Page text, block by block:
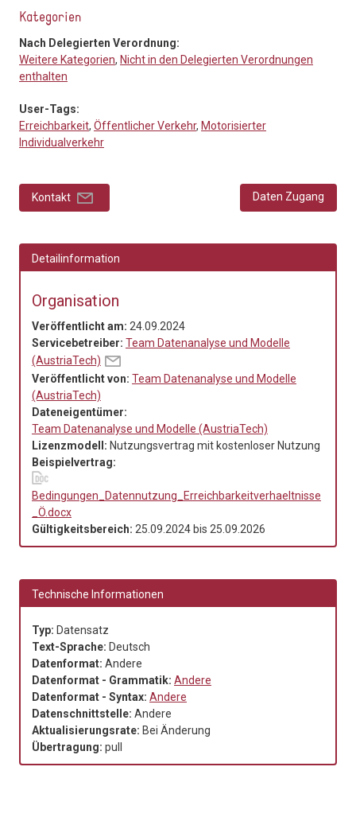
Kategorien
Nach Delegierten Verordnung:
Weitere Kategorien, Nicht in den Delegierten Verordnungen
enthalten
User-Tags:
Erreichbarkeit, Öffentlicher Verkehr, Motorisierter
Individualverkehr
Kontakt Daten Zugang
Detailinformation
Organisation
Veröffentlicht am: 24.09.2024
Servicebetreiber: Team Datenanalyse und Modelle
(AustriaTech)
Veröffentlicht von: Team Datenanalyse und Modelle
(AustriaTech)
Dateneigentümer:
Team Datenanalyse und Modelle (AustriaTech)
Lizenzmodell: Nutzungsvertrag mit kostenloser Nutzung
Beispielvertrag:
Bedingungen_Datennutzung_Erreichbarkeitverhaeltnisse
_Ö.docx
Gültigkeitsbereich: 25.09.2024 bis 25.09.2026
Technische Informationen
Typ: Datensatz
Text-Sprache: Deutsch
Datenformat: Andere
Datenformat - Grammatik: Andere
Datenformat - Syntax: Andere
Datenschnittstelle: Andere
Aktualisierungsrate: Bei Änderung
Übertragung: pull